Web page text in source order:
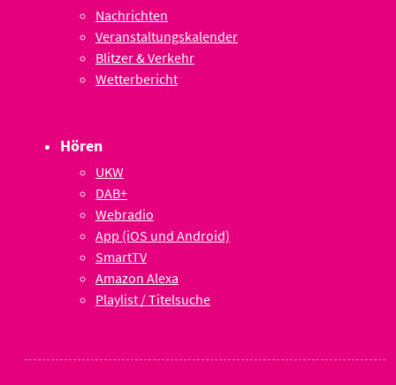
Nachrichten
Veranstaltungskalender
Blitzer & Verkehr
Wetterbericht
Hören
UKW
DAB+
Webradio
App (iOS und Android)
SmartTV
Amazon Alexa
Playlist / Titelsuche